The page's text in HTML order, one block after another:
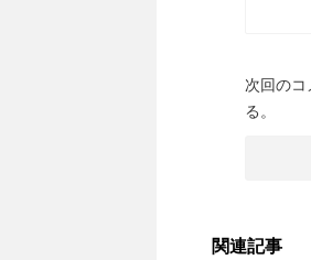
次回の
る。
関連記事